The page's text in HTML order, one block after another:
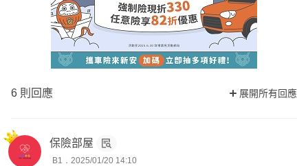
6 則回應 展開所有回應
保險部屋
B1．2025/01/20 14:10